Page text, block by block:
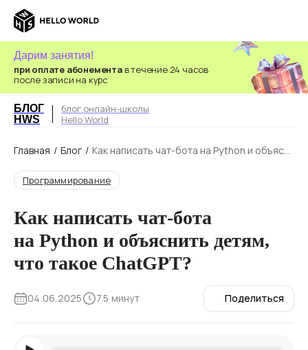
при оплате абонементав течение 24 часов
после записи на курс
Дарим занятия!
БЛОГ
HWS
блог онлайн-школы
Hello World
Главная / Блог / Как написать чат-бота на Python и объясн
Программирование
Как написать чат-бота
на Python и объяснить детям,
что такое ChatGPT?
04.06.2025 7.5 минут Поделиться